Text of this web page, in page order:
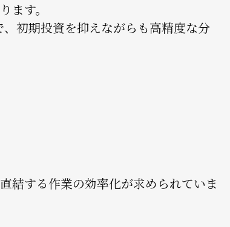
す。
初期投資を抑えながらも高精度な分
結する作業の効率化が求められていま